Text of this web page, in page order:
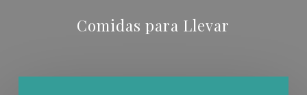
Comidas para Llevar